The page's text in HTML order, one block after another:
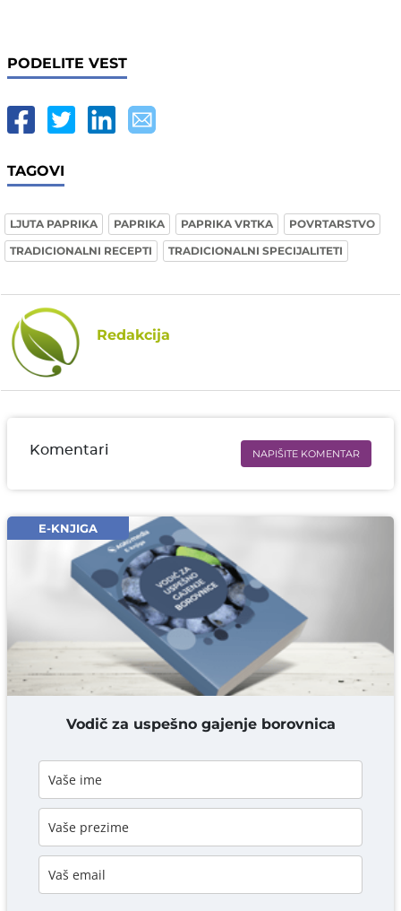
PODELITE VEST
TAGOVI
LJUTA PAPRIKA PAPRIKA PAPRIKA VRTKA
POVRTARSTVO
TRADICIONALNI RECEPTI
TRADICIONALNI SPECIJALITETI
Redakcija
Komentari NAPIŠITE KOMENTAR
Email* obavezno
Komentar* obavezno
DODAJ KOMENTAR
E-KNJIGA
Vodič za uspešno gajenje borovnica